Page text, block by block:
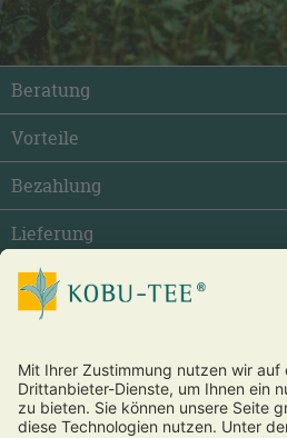
Beratung
Vorteile
Bezahlung
Lieferung
facebook twitter